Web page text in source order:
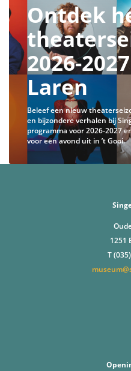
Ontdek
2026-
Laren
Beleef een nieuw
en bijzondere verhalen bij
programma voor 2026-2027
voor een avond uit in ’t Gooi.
1251
T